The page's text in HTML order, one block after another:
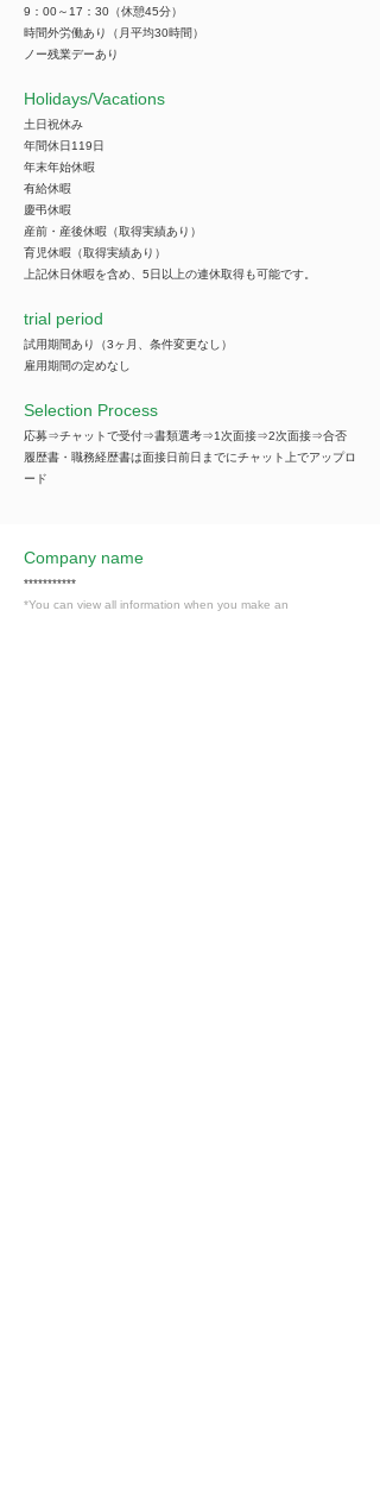
9：00～17：30（休憩45分）
時間外労働あり（月平均30時間）
ノー残業デーあり
​Holidays/Vacations
土日祝休み
年間休日119日
年末年始休暇
有給休暇
慶弔休暇
産前・産後休暇（取得実績あり）
育児休暇（取得実績あり）
上記休日休暇を含め、5日以上の連休取得も可能です。
trial period
試用期間あり（3ヶ月、条件変更なし）
雇用期間の定めなし
Selection Process
応募⇒チャットで受付⇒書類選考⇒1次面接⇒2次面接⇒合否
履歴書・職務経歴書は面接日前日までにチャット上でアップロ
ード
Company name
***********
*You can view all information when you make an